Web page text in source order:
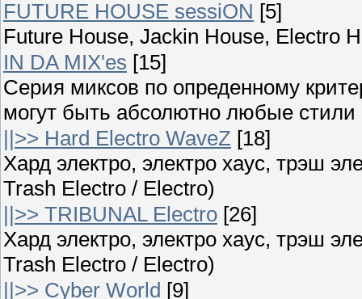
FUTURE HOUSE sessiON [5]
Future House, Jackin House, Electro
IN DA MIX'es [15]
Серия миксов по опреденному
могут быть абсолютно любые стили
||>> Hard Electro WaveZ [18]
Хард электро, электро хаус, трэш
Trash Electro / Electro)
||>> TRIBUNAL Electro [26]
Хард электро, электро хаус, трэш
Trash Electro / Electro)
||>> Cyber World [9]